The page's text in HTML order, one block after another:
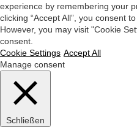
experience by remembering your
clicking “Accept All”, you consent
However, you may visit "Cookie
consent.
Cookie Settings Accept All
Manage consent
Schließen